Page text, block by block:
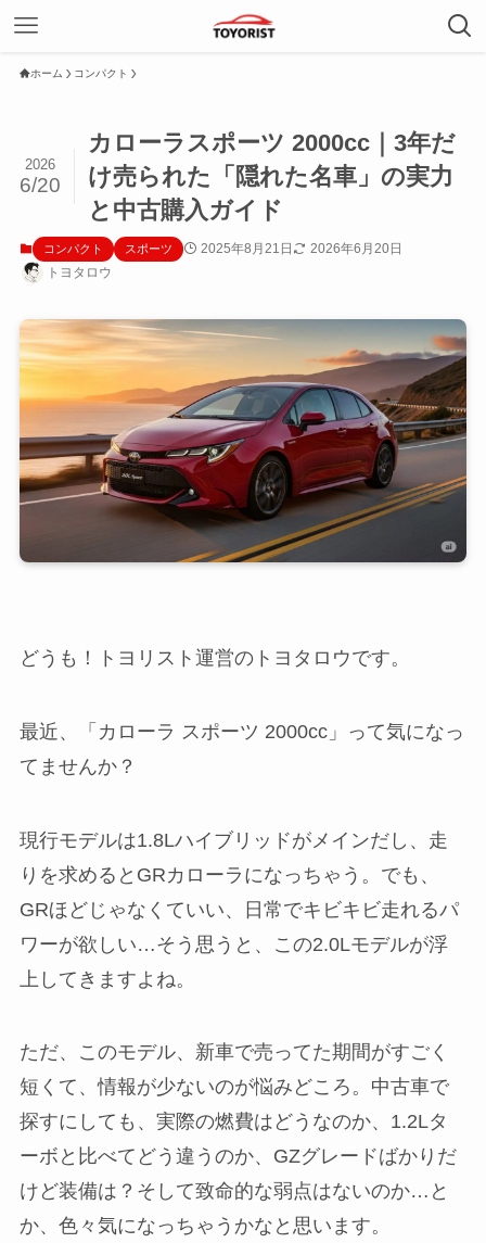
ホーム コンパクト
カローラスポーツ 2000cc｜3年だ
け売られた「隠れた名車」の実力
と中古購入ガイド
2026
6/20
コンパクト スポーツ 2025年8月21日
2026年6月20日
トヨタロウ
どうも！トヨリスト運営のトヨタロウです。
最近、「カローラ スポーツ 2000cc」って気になっ
てませんか？
現行モデルは1.8Lハイブリッドがメインだし、走
りを求めるとGRカローラになっちゃう。でも、
GRほどじゃなくていい、日常でキビキビ走れるパ
ワーが欲しい…そう思うと、この2.0Lモデルが浮
上してきますよね。
ただ、このモデル、新車で売ってた期間がすごく
短くて、情報が少ないのが悩みどころ。中古車で
探すにしても、実際の燃費はどうなのか、1.2Lタ
ーボと比べてどう違うのか、GZグレードばかりだ
けど装備は？そして致命的な弱点はないのか…と
か、色々気になっちゃうかなと思います。